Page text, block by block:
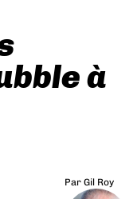
à
Par Gil Roy